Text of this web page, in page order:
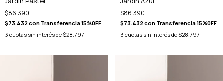
$86.390
$73.432con Transferencia 15%0FF
3 cuotas sin interés de $28.797
$86.390
$73.432con Transferencia 15%0FF
3 cuotas sin interés de $28.797